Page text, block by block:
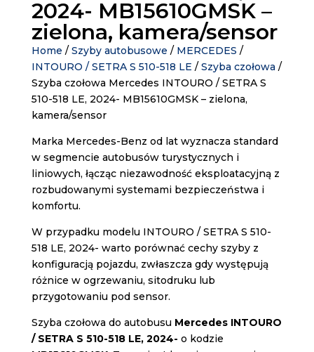
2024- MB15610GMSK –
zielona, kamera/sensor
Home / Szyby autobusowe / MERCEDES /
INTOURO / SETRA S 510-518 LE / Szyba czołowa /
Szyba czołowa Mercedes INTOURO / SETRA S
510-518 LE, 2024- MB15610GMSK – zielona,
kamera/sensor
Marka Mercedes-Benz od lat wyznacza standard
w segmencie autobusów turystycznych i
liniowych, łącząc niezawodność eksploatacyjną z
rozbudowanymi systemami bezpieczeństwa i
komfortu.
W przypadku modelu INTOURO / SETRA S 510-
518 LE, 2024- warto porównać cechy szyby z
konfiguracją pojazdu, zwłaszcza gdy występują
różnice w ogrzewaniu, sitodruku lub
przygotowaniu pod sensor.
Szyba czołowa do autobusu Mercedes INTOURO
/ SETRA S 510-518 LE, 2024- o kodzie